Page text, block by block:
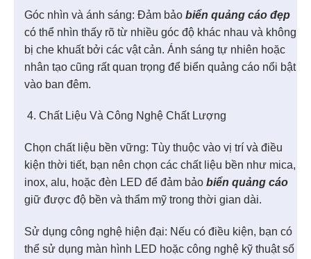
Góc nhìn và ánh sáng: Đảm bảo biển quảng cáo đẹp
có thể nhìn thấy rõ từ nhiều góc độ khác nhau và không
bị che khuất bởi các vật cản. Ánh sáng tự nhiên hoặc
nhân tạo cũng rất quan trọng để biển quảng cáo nổi bật
vào ban đêm.
Chất Liệu Và Công Nghệ Chất Lượng
Chọn chất liệu bền vững: Tùy thuộc vào vị trí và điều
kiện thời tiết, bạn nên chọn các chất liệu bền như mica,
inox, alu, hoặc đèn LED để đảm bảo biển quảng cáo
giữ được độ bền và thẩm mỹ trong thời gian dài.
Sử dụng công nghệ hiện đại: Nếu có điều kiện, bạn có
thể sử dụng màn hình LED hoặc công nghệ kỹ thuật số